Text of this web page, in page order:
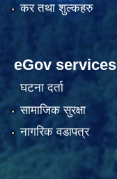
कर तथा शुल्कहरु
eGov services
घटना दर्ता
सामाजिक सुरक्षा
नागरिक वडापत्र